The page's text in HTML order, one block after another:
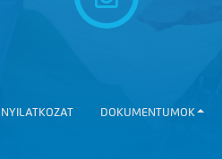
DOKUMENTUMOK